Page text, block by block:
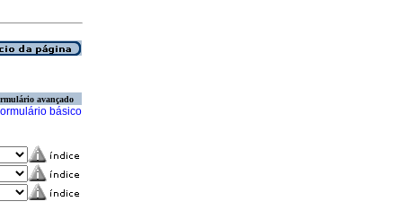
avançado
básico